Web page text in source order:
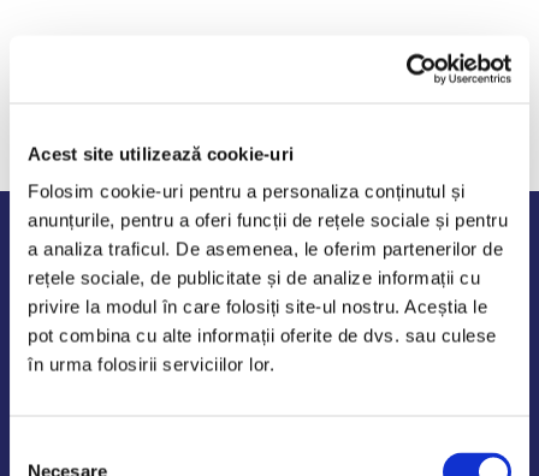
Acest site utilizează cookie-uri
Folosim cookie-uri pentru a personaliza conținutul și
anunțurile, pentru a oferi funcții de rețele sociale și pentru
a analiza traficul. De asemenea, le oferim partenerilor de
rețele sociale, de publicitate și de analize informații cu
privire la modul în care folosiți site-ul nostru. Aceștia le
pot combina cu alte informații oferite de dvs. sau culese
în urma folosirii serviciilor lor.
Necesare
Program de lucru
Luni - Vineri: 09:00-18:00
Sambata - Duminica: 10:00-14:00